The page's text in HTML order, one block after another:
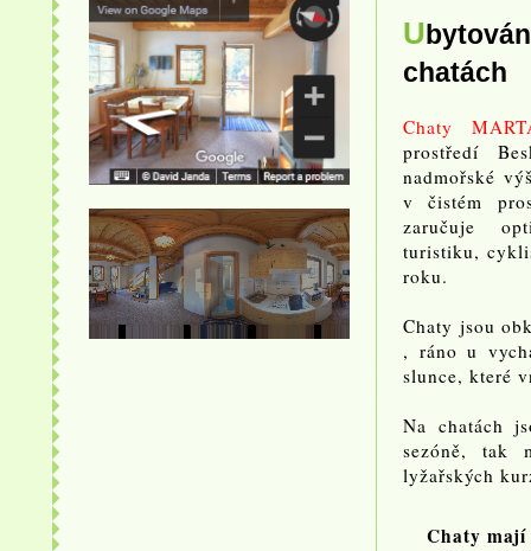
chatách
Chaty
prostředí
nadmořské
v čistém
zaručuje
turistiku,
roku.
Chaty jsou
, ráno u
slunce, které
Na chatách
sezóně, tak
lyžařských
Chaty